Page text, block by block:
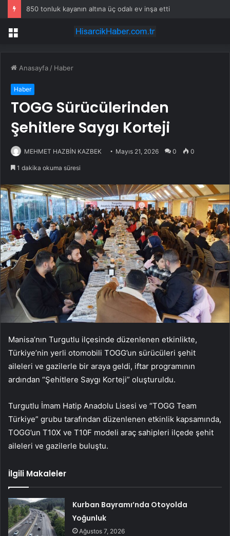
850 tonluk kayanın altına üç odalı ev inşa etti
Menü
Anasayfa / Haber
Haber
TOGG Sürücülerinden
Şehitlere Saygı Korteji
MEHMET HAZBİN KAZBEK Mayıs 21, 2026 0 0
1 dakika okuma süresi
Manisa’nın Turgutlu ilçesinde düzenlenen etkinlikte,
Türkiye’nin yerli otomobili TOGG’un sürücüleri şehit
aileleri ve gazilerle bir araya geldi, iftar programının
ardından “Şehitlere Saygı Korteji” oluşturuldu.
Turgutlu İmam Hatip Anadolu Lisesi ve “TOGG Team
Türkiye” grubu tarafından düzenlenen etkinlik kapsamında,
TOGG’un T10X ve T10F modeli araç sahipleri ilçede şehit
aileleri ve gazilerle buluştu.
İlgili Makaleler
Kurban Bayramı’nda Otoyolda
Yoğunluk
Ağustos 7, 2026